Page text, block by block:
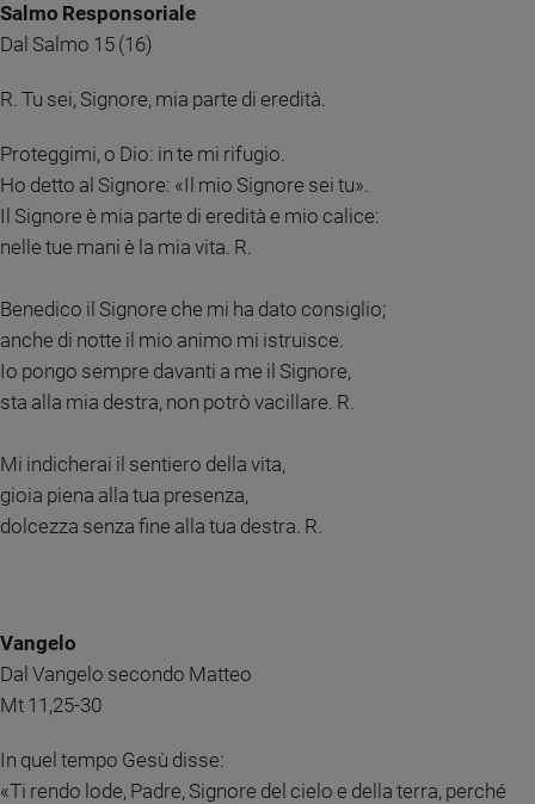
di
valore
della
Migranti
Diversità
e
inclusione
Cultura
e
Sanremo
Cinema,
e
streaming
Famiglia
ed
educazione
Genitori
e
Salmo Responsoriale
Dal Salmo 15 (16)
R. Tu sei, Signore, mia parte di eredità.
Proteggimi, o Dio: in te mi rifugio.
Ho detto al Signore: «Il mio Signore sei tu».
Il Signore è mia parte di eredità e mio calice:
nelle tue mani è la mia vita. R.
Benedico il Signore che mi ha dato consiglio;
anche di notte il mio animo mi istruisce.
Io pongo sempre davanti a me il Signore,
sta alla mia destra, non potrò vacillare. R.
Mi indicherai il sentiero della vita,
gioia piena alla tua presenza,
dolcezza senza fine alla tua destra. R.
Vangelo
Dal Vangelo secondo Matteo
Mt 11,25-30
In quel tempo Gesù disse:
«Ti rendo lode, Padre, Signore del cielo e della terra, perché